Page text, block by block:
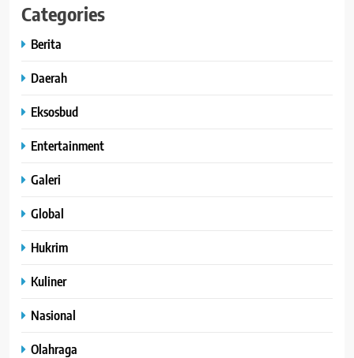
Categories
Berita
Daerah
Eksosbud
Entertainment
Galeri
Global
Hukrim
Kuliner
Nasional
Olahraga